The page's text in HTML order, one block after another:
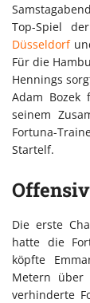
Top-Spiel
Düsseldorf
Für die
Hennings
Adam Bozek
seinem
Fortuna-
Startelf.
Die erste
hatte die
köpfte
Metern über
verhinderte